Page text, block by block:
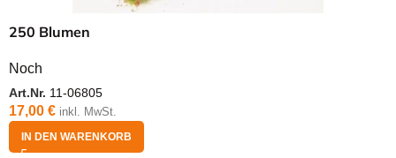
250 Blumen
Noch
Art.Nr. 11-06805
17,00 € inkl. MwSt.
IN DEN WARENKORB